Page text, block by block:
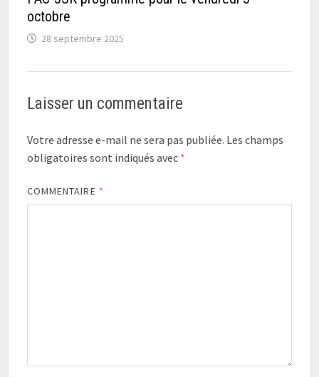
octobre
28 septembre 2025
Laisser un commentaire
Votre adresse e-mail ne sera pas publiée. Les champs
obligatoires sont indiqués avec *
COMMENTAIRE *